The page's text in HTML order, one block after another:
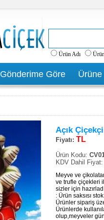
Ürün Adı
Gönderime Göre
Açık
Fiyatı: TL
Ürün Kodu:
KDV Dahil
Meyve ve
ve trufle çiçekleri
sizler için
: Ürün saksısı
Ürünler sipariş
Ürünlerde
olup,meyveler